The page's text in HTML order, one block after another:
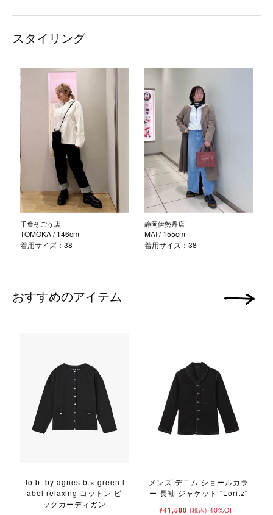
スタイリング
千葉そごう店
TOMOKA/ 146cm
着用サイズ：38
静岡伊勢丹店
MAI/ 155cm
着用サイズ：38
おすすめのアイテム
To b. by agnes b.× green l
abel relaxing コットン ビ
ッグカーディガン
メンズ デニム ショールカラ
ー 長袖 ジャケット "Loritz"
¥41,580 (税込) 40%OFF
次の画像